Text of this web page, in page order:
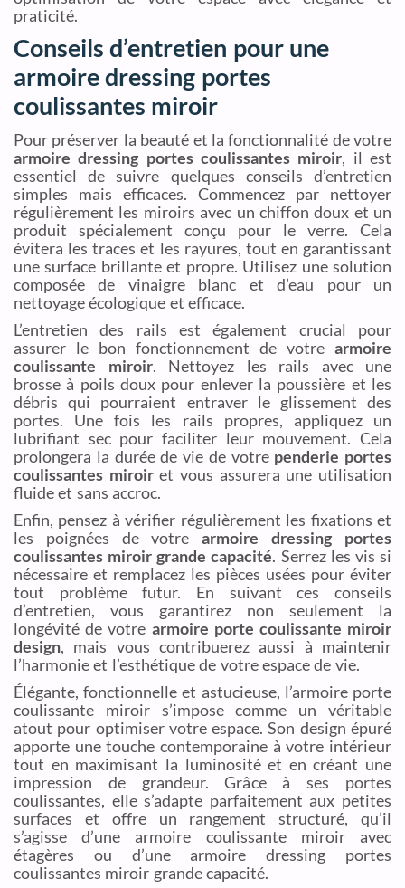
praticité.
Conseils d’entretien pour une
armoire dressing portes
coulissantes miroir
Pour préserver la beauté et la fonctionnalité de votre
armoire dressing portes coulissantes miroir, il est
essentiel de suivre quelques conseils d’entretien
simples mais efficaces. Commencez par nettoyer
régulièrement les miroirs avec un chiffon doux et un
produit spécialement conçu pour le verre. Cela
évitera les traces et les rayures, tout en garantissant
une surface brillante et propre. Utilisez une solution
composée de vinaigre blanc et d’eau pour un
nettoyage écologique et efficace.
L’entretien des rails est également crucial pour
assurer le bon fonctionnement de votre armoire
coulissante miroir. Nettoyez les rails avec une
brosse à poils doux pour enlever la poussière et les
débris qui pourraient entraver le glissement des
portes. Une fois les rails propres, appliquez un
lubrifiant sec pour faciliter leur mouvement. Cela
prolongera la durée de vie de votre penderie portes
coulissantes miroiret vous assurera une utilisation
fluide et sans accroc.
Enfin, pensez à vérifier régulièrement les fixations et
les poignées de votrearmoire dressing portes
coulissantes miroir grande capacité. Serrez les vis si
nécessaire et remplacez les pièces usées pour éviter
tout problème futur. En suivant ces conseils
d’entretien, vous garantirez non seulement la
longévité de votre armoire porte coulissante miroir
design, mais vous contribuerez aussi à maintenir
l’harmonie et l’esthétique de votre espace de vie.
Élégante, fonctionnelle et astucieuse, l’armoire porte
coulissante miroir s’impose comme un véritable
atout pour optimiser votre espace. Son design épuré
apporte une touche contemporaine à votre intérieur
tout en maximisant la luminosité et en créant une
impression de grandeur. Grâce à ses portes
coulissantes, elle s’adapte parfaitement aux petites
surfaces et offre un rangement structuré, qu’il
s’agisse d’une armoire coulissante miroir avec
étagères ou d’une armoire dressing portes
coulissantes miroir grande capacité.